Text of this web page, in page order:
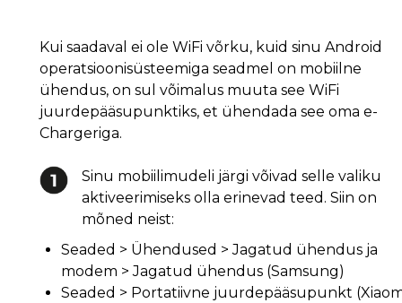
Kui saadaval ei ole WiFi võrku, kuid sinu Android
operatsioonisüsteemiga seadmel on mobiilne
ühendus, on sul võimalus muuta see WiFi
juurdepääsupunktiks, et ühendada see oma e-
Chargeriga.
Sinu mobiilimudeli järgi võivad selle valiku
aktiveerimiseks olla erinevad teed. Siin on
mõned neist:
Seaded > Ühendused > Jagatud ühendus ja
modem > Jagatud ühendus (Samsung)
Seaded > Portatiivne juurdepääsupunkt